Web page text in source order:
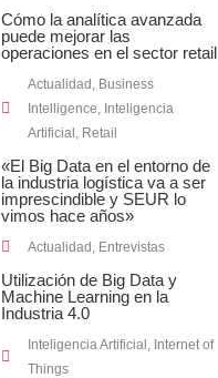
Cómo la analítica avanzada
puede mejorar las
operaciones en el sector retail
Actualidad , Business
Intelligence, Inteligencia
Artificial , Retail
«El Big Data en el entorno de
la industria logística va a ser
imprescindible y SEUR lo
vimos hace años»
Actualidad , Entrevistas
Utilización de Big Data y
Machine Learning en la
Industria 4.0
Inteligencia Artificial , Internet of
Things